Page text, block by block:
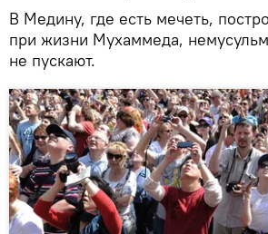
В Медину, где есть мечеть,
при жизни Мухаммеда,
не пускают.